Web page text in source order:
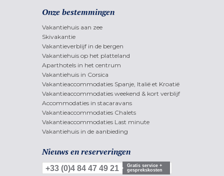
Onze bestemmingen
Vakantiehuis aan zee
Skivakantie
Vakantieverblijf in de bergen
Vakantiehuis op het platteland
Aparthotels in het centrum
Vakantiehuis in Corsica
Vakantieaccommodaties Spanje, Italië et Kroatië
Vakantieaccommodaties weekend & kort verblijf
Accommodaties in stacaravans
Vakantieaccommodaties Chalets
Vakantieaccommodaties Last minute
Vakantiehuis in de aanbieding
Nieuws en reserveringen
+33 (0)4 84 47 49 21
Gratis service +
gesprekskosten